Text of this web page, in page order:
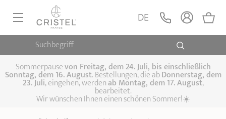
Suchbegriff
DE
PFANNEN, SAUTEUSEN
Pfannen Sauteusen Crêpepfannen
KOCHTÖPFE, SCHMORTÖPFE
DAMFPAUFSÄTZE
KÜCHENHELFER
Sommerpausevon Freitag, dem 24. Juli, bis einschließlich
Sonntag, dem 16. August. Bestellungen, die abDonnerstag, dem
23. Juli, eingehen, werdenab Montag, dem 17. August,
bearbeitet.
Wir wünschen Ihnen einen schönen Sommer!☀️